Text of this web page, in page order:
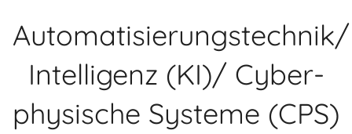
Inhalt
Intelligenz (KI)/ Cyber-
physische Systeme (CPS)